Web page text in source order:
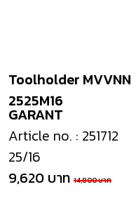
GARANT
Toolholder MVVNN
2525M16
Article no. : 251712
25/16
9,620 บาท 14,800 บาท